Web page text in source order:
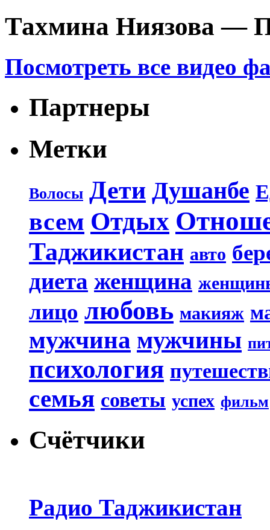
Тахмина Ниязова —
Посмотреть все видео
Партнеры
Метки
Волосы Дети Душанбе
всем Отдых
Таджикистан авто
диета женщина
лицо любовь макияж
мужчина мужчины
психология
семья советы успех фильм
Счётчики
Радио Таджикистан